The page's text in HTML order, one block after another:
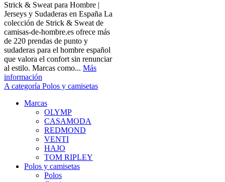
Strick & Sweat para Hombre |
Jerseys y Sudaderas en España La
colección de Strick & Sweat de
camisas-de-hombre.es ofrece más
de 220 prendas de punto y
sudaderas para el hombre español
que valora el confort sin renunciar
al estilo. Marcas como... Más
información
A categoría Polos y camisetas
Marcas
OLYMP
CASAMODA
REDMOND
VENTI
HAJO
TOM RIPLEY
Polos y camisetas
Polos